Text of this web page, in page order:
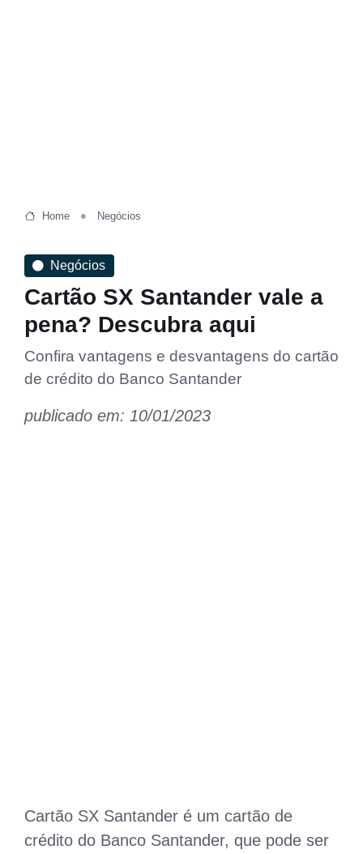
Home Negócios
Negócios
Cartão SX Santander vale a
pena? Descubra aqui
Confira vantagens e desvantagens do cartão
de crédito do Banco Santander
publicado em: 10/01/2023
Cartão SX Santander é um cartão de
crédito do Banco Santander, que pode ser